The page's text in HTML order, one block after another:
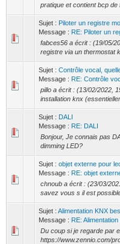
pratique et contient bcp
Sujet : Piloter un registre
Message : RE: Piloter un
fabces56 a écrit : (19/05/
registre via un thermostat
Sujet : Contrôle vocal,
Message : RE: Contrôle
pillo a écrit : (13/02/2022,
installation knx
Sujet : DALI
Message : RE: DALI
Bonjour, Je connais pas
dimming LED?
Sujet : objet externe pour
Message : RE: objet
chnoub a écrit : (23/03/
savez vous s il est
Sujet : Alimentation KNX
Message : RE:
Du coup si je regarde par
https://www.zennio.com/